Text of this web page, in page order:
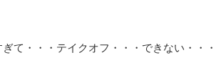
て・・・テイクオフ・・・できない・・・